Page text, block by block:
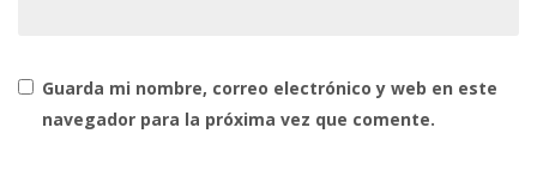
Guarda mi nombre, correo electrónico y web en este
navegador para la próxima vez que comente.